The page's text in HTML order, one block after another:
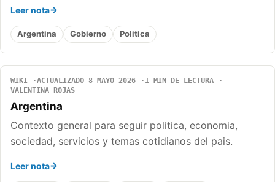
Leer nota
Argentina Gobierno Politica
WIKI ACTUALIZADO 8 MAYO 2026
1 MIN DE LECTURA
VALENTINA ROJAS
Argentina
Contexto general para seguir politica, economia,
sociedad, servicios y temas cotidianos del pais.
Leer nota